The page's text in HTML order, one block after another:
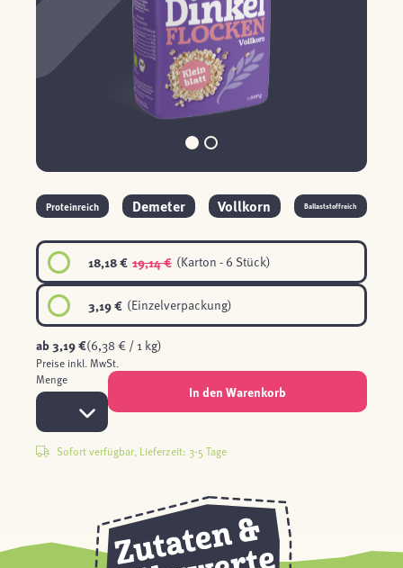
Proteinreich Demeter Vollkorn Ballaststoffreich
18,18 € 19,14 € (Karton - 6 Stück)
3,19 € (Einzelverpackung)
ab3,19 €(6,38 € / 1 kg)
Preise inkl. MwSt.
Menge
In den Warenkorb
Sofort verfügbar, Lieferzeit: 3-5 Tage